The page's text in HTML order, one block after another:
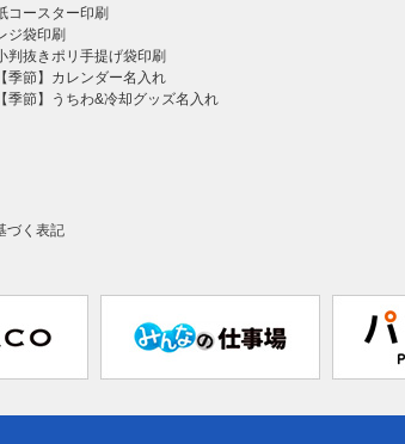
コースター印刷
ジ袋印刷
判抜きポリ手提げ袋印刷
【季節】カレンダー名入れ
【季節】うちわ&冷却グッズ名入れ
づく表記